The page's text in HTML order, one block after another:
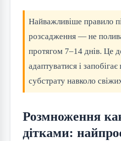
Найважливіше правило
розсадження — не
протягом 7–14 днів. Це
адаптуватися і
субстрату навколо
Розмноження
дітками: